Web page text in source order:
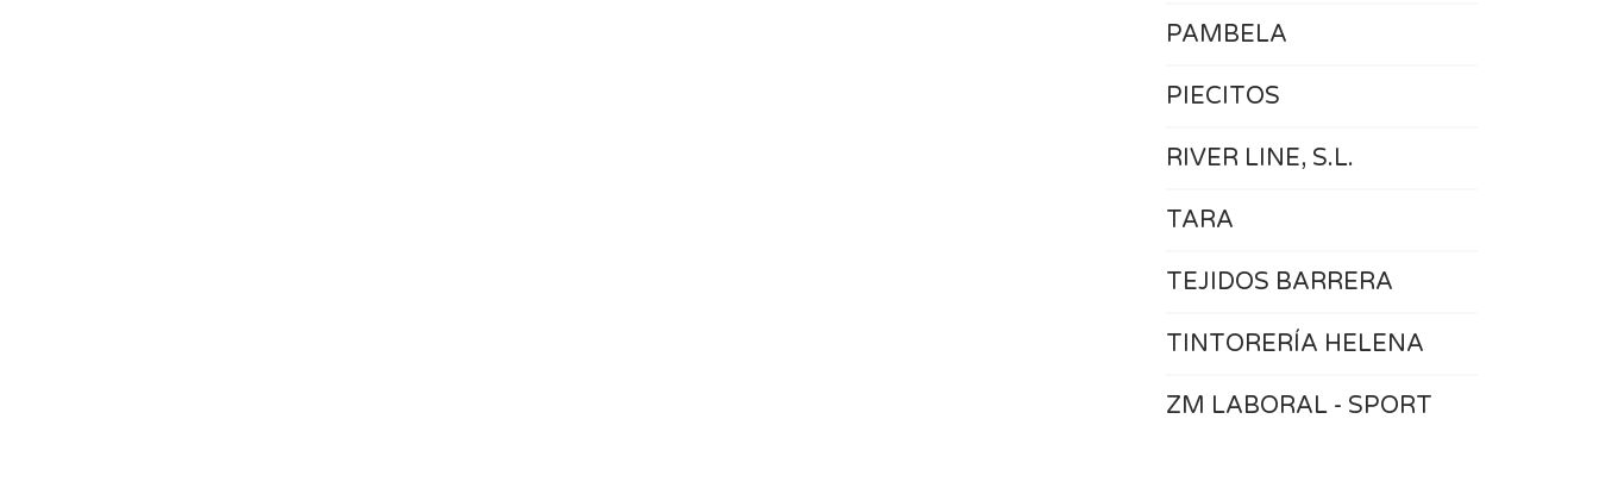
PAMBELA
PIECITOS
RIVER LINE, S.L.
TARA
TEJIDOS BARRERA
TINTORERÍA HELENA
ZM LABORAL - SPORT